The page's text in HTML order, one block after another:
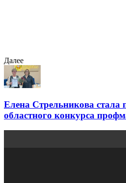
Далее
Елена Стрельникова стала
областного конкурса